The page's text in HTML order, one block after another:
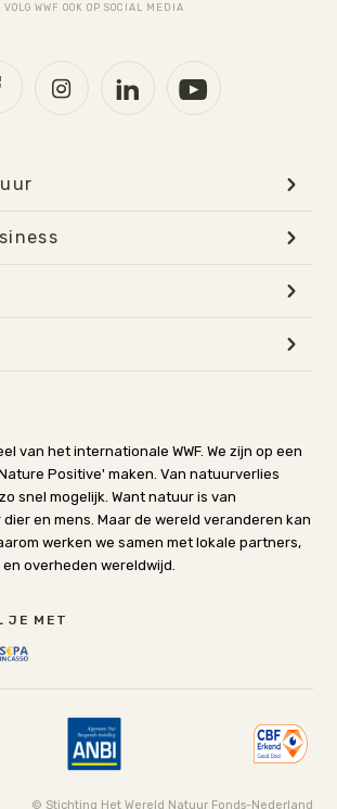
VOLG WWF OOK OP SOCIAL MEDIA
van het internationale WWF. We zijn op een
Positive' maken. Van natuurverlies
snel mogelijk. Want natuur is van
en mens. Maar de wereld veranderen kan
werken we samen met lokale partners,
overheden wereldwijd.
JE MET
© Stichting Het Wereld Natuur Fonds-Nederland